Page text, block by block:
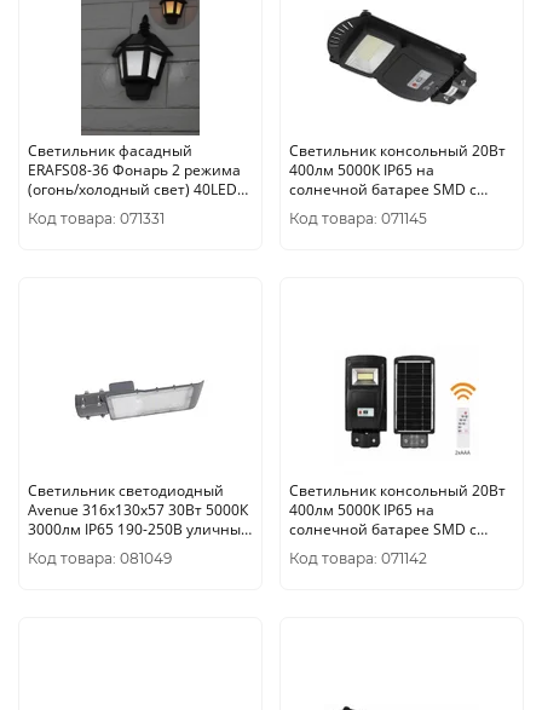
Светильник фасадный
ERAFS08-36 Фонарь 2 режима
(огонь/холодный свет) 40LED
7лм солнечная батарея ЭРА
Код товара: 071331
Светильник консольный 20Вт
400лм 5000К IP65 на
солнечной батарее SMD с
кронштейном с датчиком ПДУ
ЭР
Код товара: 071145
Светильник светодиодный
Avenue 316х130х57 30Вт 5000К
3000лм IP65 190-250В уличный
КСС "Ш" 1/20 Gauss
Код товара: 081049
Светильник консольный 20Вт
400лм 5000К IP65 на
солнечной батарее SMD с
датчиком движения ПДУ ЭРА
Код товара: 071142